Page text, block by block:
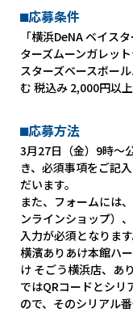
⬛︎応募条件
「横浜DeNA ベイス
ターズムーンガレッ
スターズベースボー
む 税込み 2,000円以
⬛︎応募方法
3月27日（金）9時〜
き、必須事項をご記
だいます。
また、フォームには
ンラインショップ）
入力が必須となります
横濱ありあけ本館ハ
け そごう横浜店、あ
ではQRコードとシリ
ので、そのシリアル